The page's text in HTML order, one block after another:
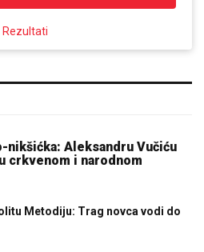
Rezultati
nikšićka: Aleksandru Vučiću
crkvenom i narodnom
Metodiju: Trag novca vodi do